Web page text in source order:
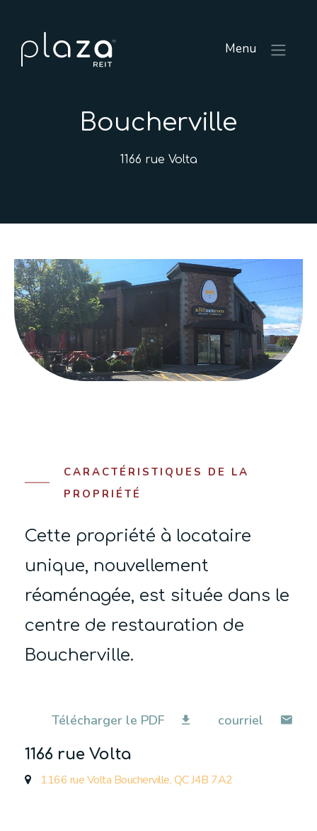
Menu
Boucherville
1166 rue Volta
CARACTÉRISTIQUES DE LA
PROPRIÉTÉ
Cette propriété à locataire
unique, nouvellement
réaménagée, est située dans le
centre de restauration de
Boucherville.
Télécharger le PDF
courriel
1166 rue Volta
1166 rue Volta Boucherville, QC J4B 7A2